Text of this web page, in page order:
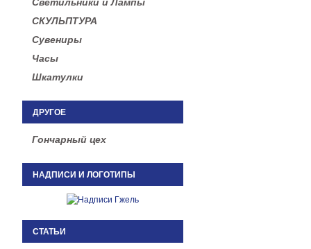
СКУЛЬПТУРА
Сувениры
Часы
Шкатулки
ДРУГОЕ
Гончарный цех
НАДПИСИ И ЛОГОТИПЫ
СТАТЬИ